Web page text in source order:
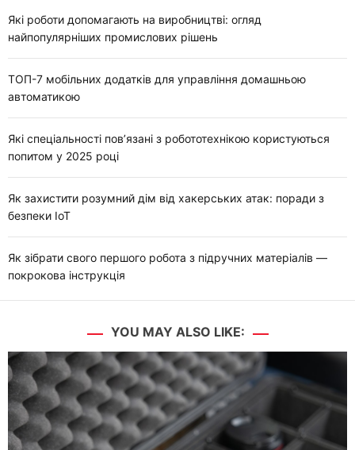
Які роботи допомагають на виробництві: огляд
найпопулярніших промислових рішень
ТОП-7 мобільних додатків для управління домашньою
автоматикою
Які спеціальності пов’язані з робототехнікою користуються
попитом у 2025 році
Як захистити розумний дім від хакерських атак: поради з
безпеки IoT
Як зібрати свого першого робота з підручних матеріалів —
покрокова інструкція
YOU MAY ALSO LIKE: